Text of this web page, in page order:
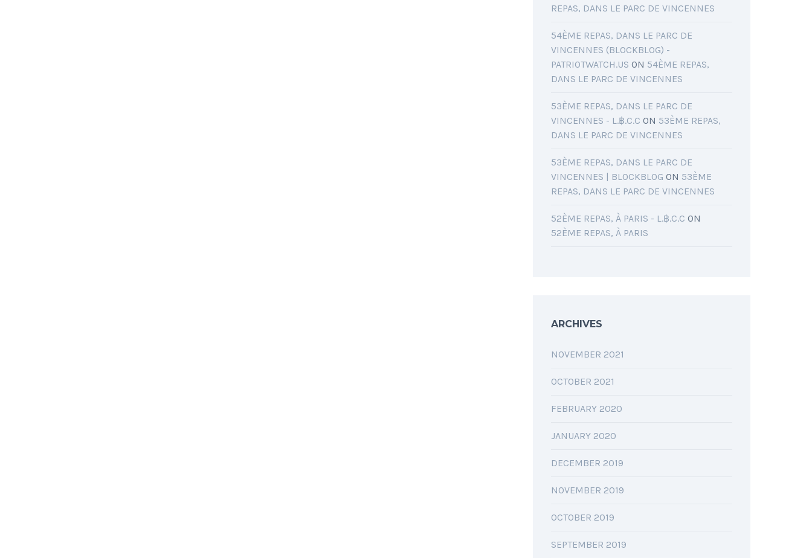
REPAS, DANS LE PARC DE VINCENNES
54ÈME REPAS, DANS LE PARC DE
VINCENNES (BLOCKBLOG) -
PATRIOTWATCH.US ON 54ÈME REPAS,
DANS LE PARC DE VINCENNES
53ÈME REPAS, DANS LE PARC DE
VINCENNES - L.฿.C.C ON 53ÈME REPAS,
DANS LE PARC DE VINCENNES
53ÈME REPAS, DANS LE PARC DE
VINCENNES | BLOCKBLOG ON 53ÈME
REPAS, DANS LE PARC DE VINCENNES
52ÈME REPAS, À PARIS - L.฿.C.C ON
52ÈME REPAS, À PARIS
ARCHIVES
NOVEMBER 2021
OCTOBER 2021
FEBRUARY 2020
JANUARY 2020
DECEMBER 2019
NOVEMBER 2019
OCTOBER 2019
SEPTEMBER 2019